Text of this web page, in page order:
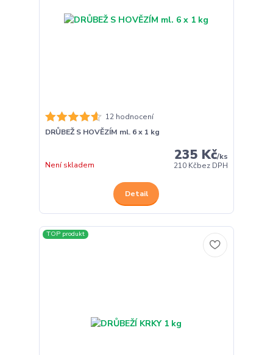
12 hodnocení
DRŮBEŽ S HOVĚZÍM ml. 6 x 1 kg
235 Kč/ks
210 Kčbez DPH
Není skladem
Detail
TOP produkt